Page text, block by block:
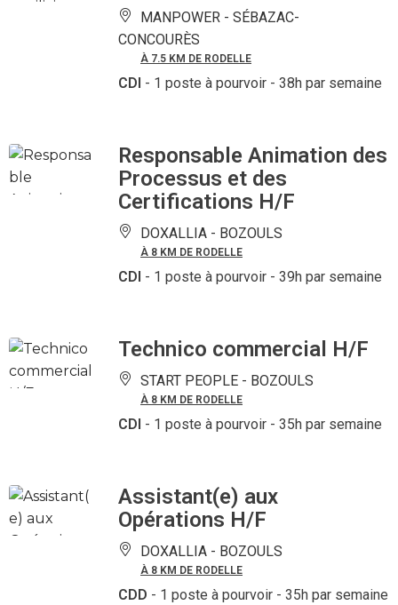
MANPOWER - SÉBAZAC-
CONCOURÈS
À 7.5 KM DE RODELLE
CDI - 1 poste à pourvoir - 38h par semaine
Responsable Animation des
Processus et des
Certifications H/F
DOXALLIA - BOZOULS
À 8 KM DE RODELLE
CDI - 1 poste à pourvoir - 39h par semaine
Technico commercial H/F
START PEOPLE - BOZOULS
À 8 KM DE RODELLE
CDI - 1 poste à pourvoir - 35h par semaine
Assistant(e) aux
Opérations H/F
DOXALLIA - BOZOULS
À 8 KM DE RODELLE
CDD - 1 poste à pourvoir - 35h par semaine